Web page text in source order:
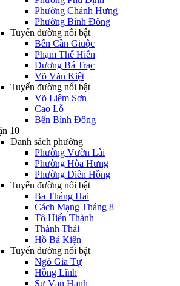
Phường Chánh Hưng
Phường Bình Đông
Tuyến đường nổi bật
Bến Cần Giuộc
Phạm Thế Hiển
Dương Bá Trạc
Võ Văn Kiệt
Tuyến đường nổi bật
Võ Liêm Sơn
Cao Lỗ
Bến Bình Đông
10
Danh sách phường
Phường Vườn Lài
Phường Hòa Hưng
Phường Diên Hồng
Tuyến đường nổi bật
Ba Tháng Hai
Cách Mạng Tháng 8
Tô Hiến Thành
Thành Thái
Hồ Bá Kiện
Tuyến đường nổi bật
Ngô Gia Tự
Hồng Lĩnh
Sư Vạn Hạnh